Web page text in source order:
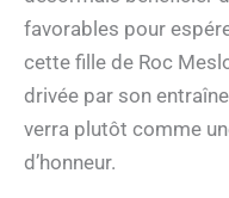
favorables pour
cette fille de Roc
drivée par son
verra plutôt comme
d’honneur.